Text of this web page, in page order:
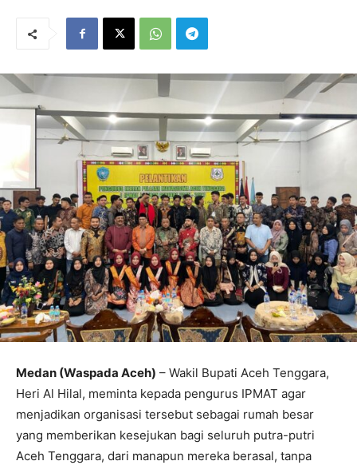
Medan (Waspada Aceh) – Wakil Bupati Aceh Tenggara,
Heri Al Hilal, meminta kepada pengurus IPMAT agar
menjadikan organisasi tersebut sebagai rumah besar
yang memberikan kesejukan bagi seluruh putra-putri
Aceh Tenggara, dari manapun mereka berasal, tanpa